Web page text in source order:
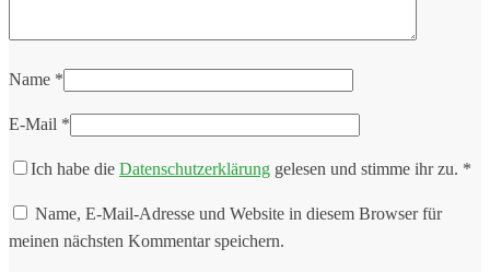
Name *
E-Mail *
Ich habe die Datenschutzerklärung gelesen und stimme ihr zu. *
Name, E-Mail-Adresse und Website in diesem Browser für
meinen nächsten Kommentar speichern.